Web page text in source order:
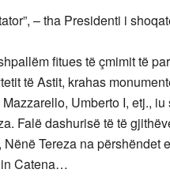
– tha Presidenti i
fitues të çmimit të
të Astit, krahas
Umberto I, etj.,
Falë dashurisë të të
Tereza na përshëndet
Catena…